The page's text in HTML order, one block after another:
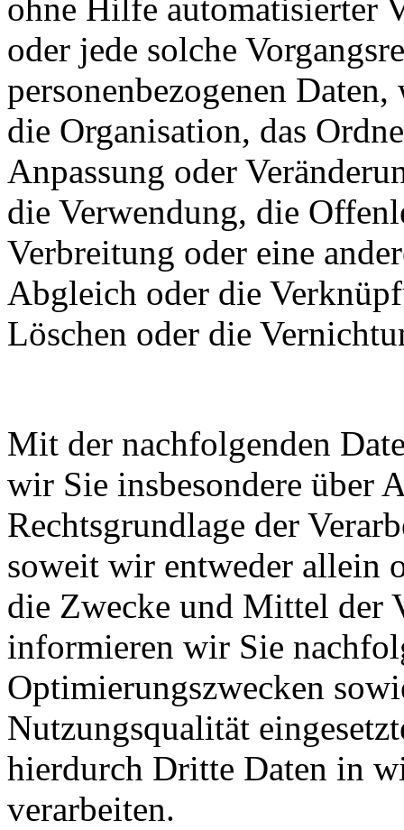
ohne Hilfe automatisierter
oder jede solche
personenbezogenen
die Organisation, das
Anpassung oder
die Verwendung, die
Verbreitung oder eine
Abgleich oder die
Löschen oder die
Mit der nachfolgenden
wir Sie insbesondere über
Rechtsgrundlage der
soweit wir entweder allein
die Zwecke und Mittel der
informieren wir Sie
Optimierungszwecken
Nutzungsqualität
hierdurch Dritte Daten in
verarbeiten.